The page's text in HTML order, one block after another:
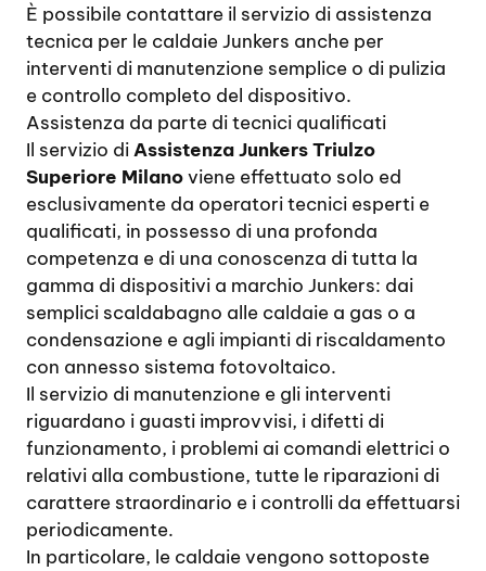
È possibile contattare il servizio di assistenza
tecnica per le caldaie Junkers anche per
interventi di manutenzione semplice o di pulizia
e controllo completo del dispositivo.
Assistenza da parte di tecnici qualificati
Il servizio diAssistenza Junkers Triulzo
Superiore Milanoviene effettuato solo ed
esclusivamente da operatori tecnici esperti e
qualificati, in possesso di una profonda
competenza e di una conoscenza di tutta la
gamma di dispositivi a marchio Junkers: dai
semplici scaldabagno alle caldaie a gas o a
condensazione e agli impianti di riscaldamento
con annesso sistema fotovoltaico.
Il servizio di manutenzione e gli interventi
riguardano i guasti improvvisi, i difetti di
funzionamento, i problemi ai comandi elettrici o
relativi alla combustione, tutte le riparazioni di
carattere straordinario e i controlli da effettuarsi
periodicamente.
In particolare, le caldaie vengono sottoposte